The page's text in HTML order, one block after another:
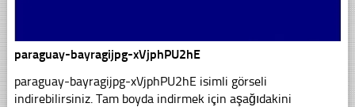
paraguay-bayragijpg-xVjphPU2hE
paraguay-bayragijpg-xVjphPU2hE isimli görseli
indirebilirsiniz. Tam boyda indirmek için aşağıdakini